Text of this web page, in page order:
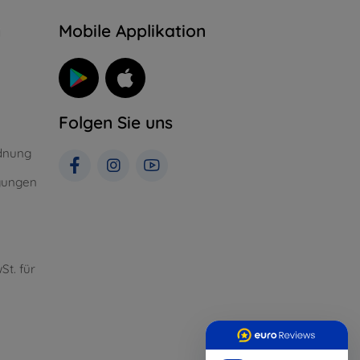
für
Mobile Applikation
Folgen Sie uns